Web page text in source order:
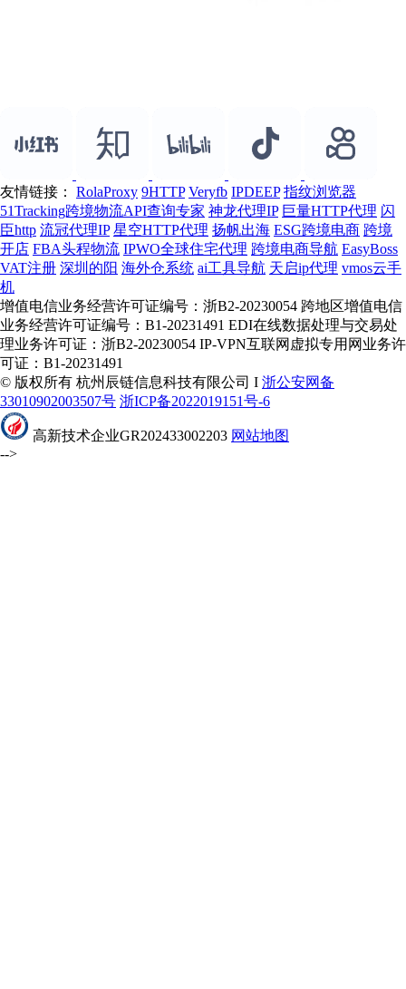
友情链接： RolaProxy 9HTTP Veryfb IPDEEP 指纹浏览器
51Tracking跨境物流API查询专家 神龙代理IP 巨量HTTP代理 闪
臣http 流冠代理IP 星空HTTP代理 扬帆出海 ESG跨境电商 跨境
开店 FBA头程物流 IPWO全球住宅代理 跨境电商导航 EasyBoss
VAT注册 深圳的阳 海外仓系统 ai工具导航 天启ip代理 vmos云手
机
增值电信业务经营许可证编号：浙B2-20230054 跨地区增值电信
业务经营许可证编号：B1-20231491 EDI在线数据处理与交易处
理业务许可证：浙B2-20230054 IP-VPN互联网虚拟专用网业务许
可证：B1-20231491
© 版权所有 杭州辰链信息科技有限公司 I 浙公安网备
33010902003507号 浙ICP备2022019151号-6
高新技术企业GR202433002203 网站地图
-->